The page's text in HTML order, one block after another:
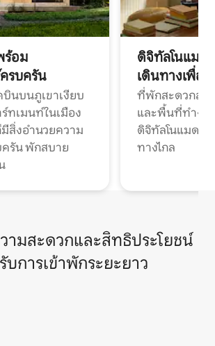
ร้อม
รบครัน
บินบนภูเขาเงียบ
ทเมนท์ในเมือง
สิ่งอำนวยความ
ครัน พักสบาย
ดิจิทัลโนแมด
เดินทางเพื่อ
ที่พักสะดวกสบ
และพื้นที่ทำงา
ดิจิทัลโนแมดแ
ทางไกล
ามสะดวกและสิทธิประโยชน์
บการเข้าพักระยะยาว